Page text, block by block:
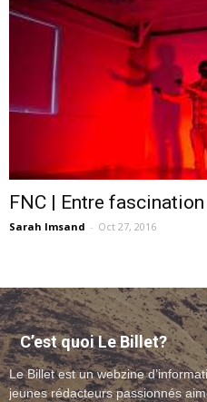
FNC | Entre
Sarah Imsand - Oct 27, 2016
C’est quoi Le Billet?
Le Billet est un webzine
jeunes rédacteurs passionnés